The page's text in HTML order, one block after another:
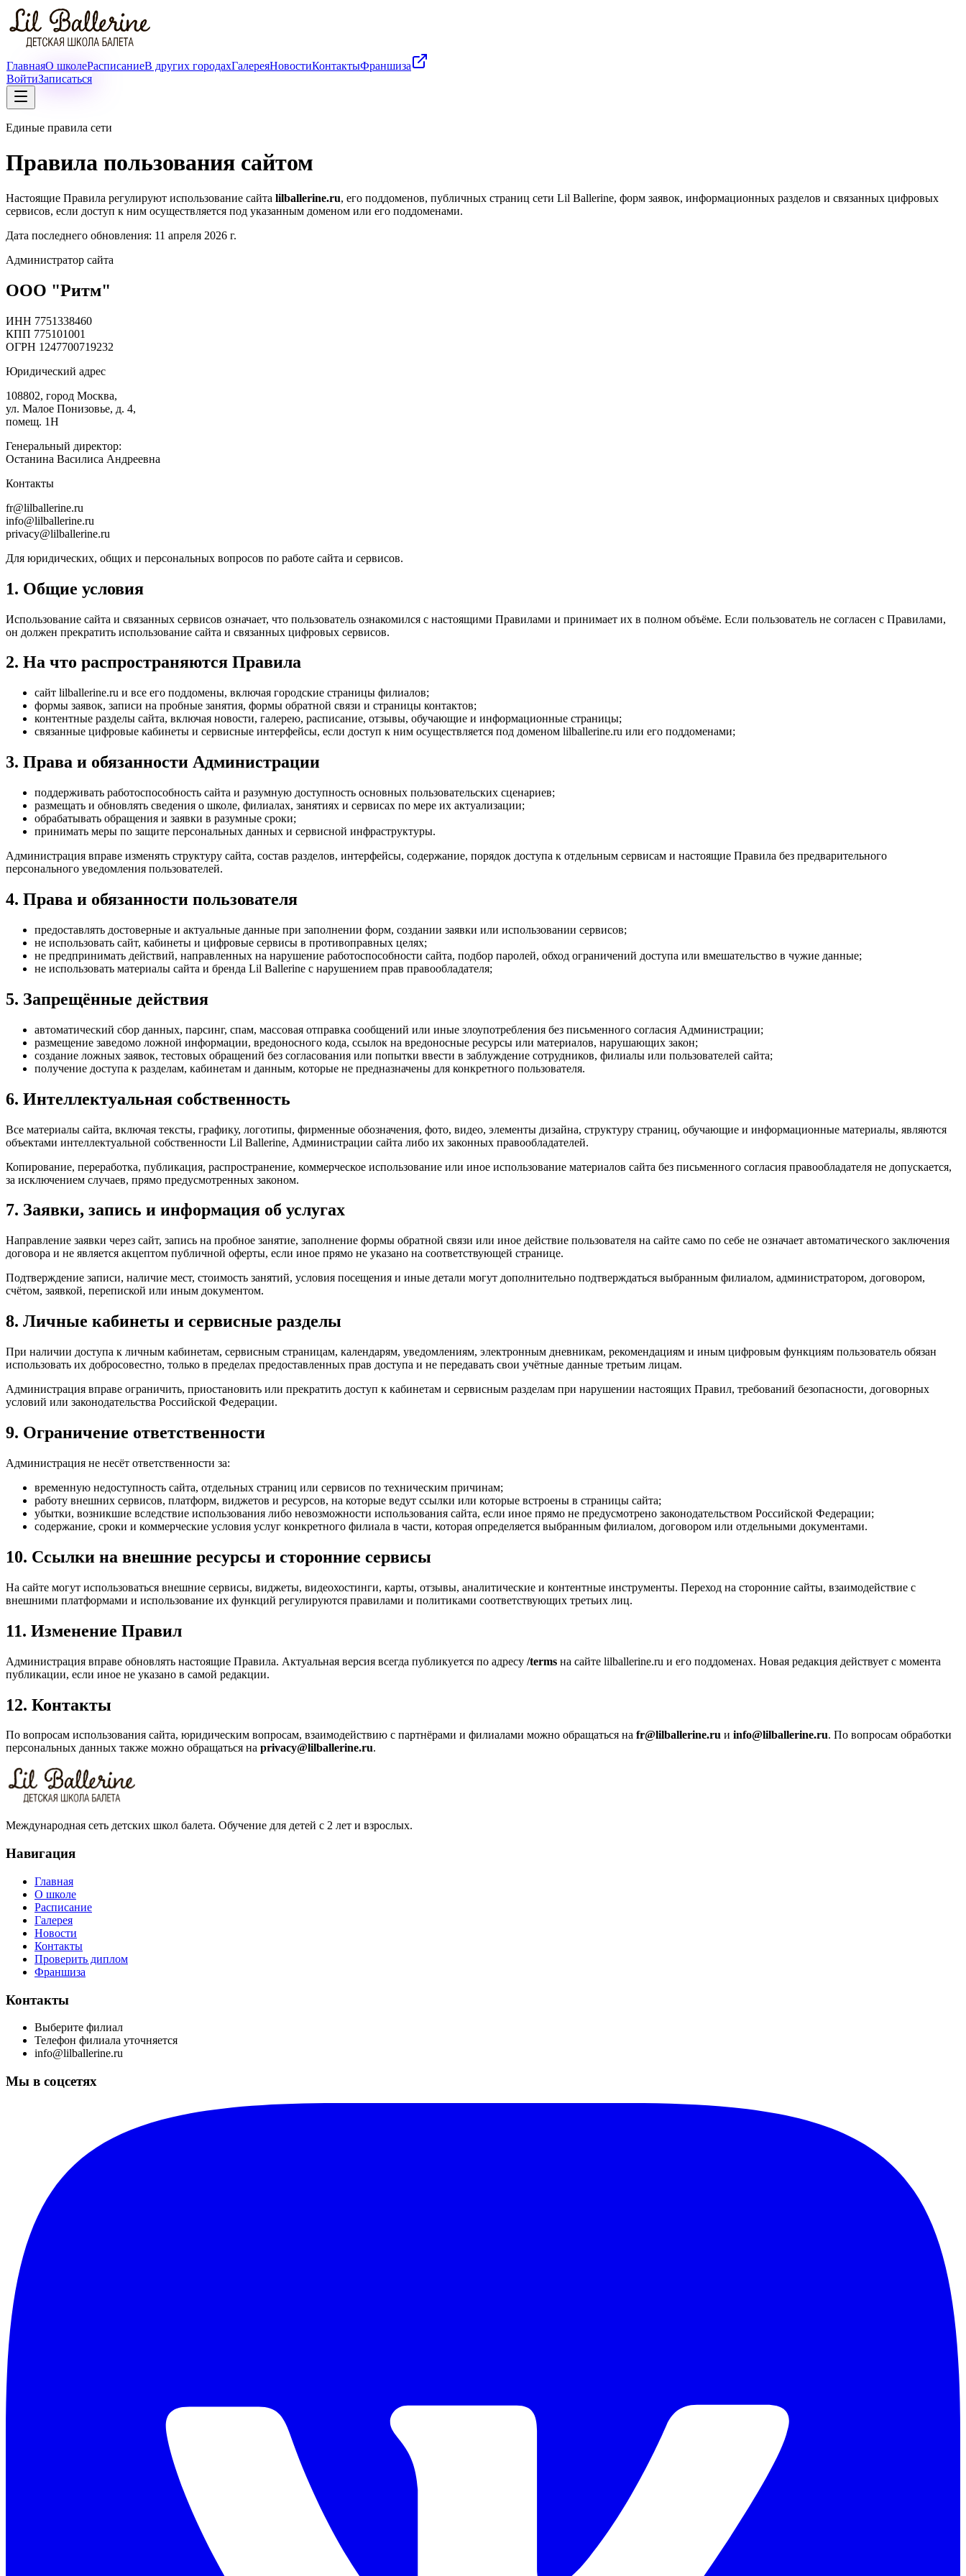
ГлавнаяО школеРасписаниеВ других городахГалереяНовостиКонтактыФраншиза
ВойтиЗаписаться
Единые правила сети
Правила пользования сайтом
Настоящие Правила регулируют использование сайта lilballerine.ru, его поддоменов, публичных страниц сети Lil Ballerine, форм заявок, информационных разделов и связанных цифровых
сервисов, если доступ к ним осуществляется под указанным доменом или его поддоменами.
Дата последнего обновления: 11 апреля 2026 г.
Администратор сайта
ООО "Ритм"
ИНН 7751338460
КПП 775101001
ОГРН 1247700719232
Юридический адрес
108802, город Москва,
ул. Малое Понизовье, д. 4,
помещ. 1Н
Генеральный директор:
Останина Василиса Андреевна
Контакты
fr@lilballerine.ru
info@lilballerine.ru
privacy@lilballerine.ru
Для юридических, общих и персональных вопросов по работе сайта и сервисов.
1. Общие условия
Использование сайта и связанных сервисов означает, что пользователь ознакомился с настоящими Правилами и принимает их в полном объёме. Если пользователь не согласен с Правилами,
он должен прекратить использование сайта и связанных цифровых сервисов.
2. На что распространяются Правила
сайт lilballerine.ru и все его поддомены, включая городские страницы филиалов;
формы заявок, записи на пробные занятия, формы обратной связи и страницы контактов;
контентные разделы сайта, включая новости, галерею, расписание, отзывы, обучающие и информационные страницы;
связанные цифровые кабинеты и сервисные интерфейсы, если доступ к ним осуществляется под доменом lilballerine.ru или его поддоменами;
3. Права и обязанности Администрации
поддерживать работоспособность сайта и разумную доступность основных пользовательских сценариев;
размещать и обновлять сведения о школе, филиалах, занятиях и сервисах по мере их актуализации;
обрабатывать обращения и заявки в разумные сроки;
принимать меры по защите персональных данных и сервисной инфраструктуры.
Администрация вправе изменять структуру сайта, состав разделов, интерфейсы, содержание, порядок доступа к отдельным сервисам и настоящие Правила без предварительного
персонального уведомления пользователей.
4. Права и обязанности пользователя
предоставлять достоверные и актуальные данные при заполнении форм, создании заявки или использовании сервисов;
не использовать сайт, кабинеты и цифровые сервисы в противоправных целях;
не предпринимать действий, направленных на нарушение работоспособности сайта, подбор паролей, обход ограничений доступа или вмешательство в чужие данные;
не использовать материалы сайта и бренда Lil Ballerine с нарушением прав правообладателя;
5. Запрещённые действия
автоматический сбор данных, парсинг, спам, массовая отправка сообщений или иные злоупотребления без письменного согласия Администрации;
размещение заведомо ложной информации, вредоносного кода, ссылок на вредоносные ресурсы или материалов, нарушающих закон;
создание ложных заявок, тестовых обращений без согласования или попытки ввести в заблуждение сотрудников, филиалы или пользователей сайта;
получение доступа к разделам, кабинетам и данным, которые не предназначены для конкретного пользователя.
6. Интеллектуальная собственность
Все материалы сайта, включая тексты, графику, логотипы, фирменные обозначения, фото, видео, элементы дизайна, структуру страниц, обучающие и информационные материалы, являются
объектами интеллектуальной собственности Lil Ballerine, Администрации сайта либо их законных правообладателей.
Копирование, переработка, публикация, распространение, коммерческое использование или иное использование материалов сайта без письменного согласия правообладателя не допускается,
за исключением случаев, прямо предусмотренных законом.
7. Заявки, запись и информация об услугах
Направление заявки через сайт, запись на пробное занятие, заполнение формы обратной связи или иное действие пользователя на сайте само по себе не означает автоматического заключения
договора и не является акцептом публичной оферты, если иное прямо не указано на соответствующей странице.
Подтверждение записи, наличие мест, стоимость занятий, условия посещения и иные детали могут дополнительно подтверждаться выбранным филиалом, администратором, договором,
счётом, заявкой, перепиской или иным документом.
8. Личные кабинеты и сервисные разделы
При наличии доступа к личным кабинетам, сервисным страницам, календарям, уведомлениям, электронным дневникам, рекомендациям и иным цифровым функциям пользователь обязан
использовать их добросовестно, только в пределах предоставленных прав доступа и не передавать свои учётные данные третьим лицам.
Администрация вправе ограничить, приостановить или прекратить доступ к кабинетам и сервисным разделам при нарушении настоящих Правил, требований безопасности, договорных
условий или законодательства Российской Федерации.
9. Ограничение ответственности
Администрация не несёт ответственности за:
временную недоступность сайта, отдельных страниц или сервисов по техническим причинам;
работу внешних сервисов, платформ, виджетов и ресурсов, на которые ведут ссылки или которые встроены в страницы сайта;
убытки, возникшие вследствие использования либо невозможности использования сайта, если иное прямо не предусмотрено законодательством Российской Федерации;
содержание, сроки и коммерческие условия услуг конкретного филиала в части, которая определяется выбранным филиалом, договором или отдельными документами.
10. Ссылки на внешние ресурсы и сторонние сервисы
На сайте могут использоваться внешние сервисы, виджеты, видеохостинги, карты, отзывы, аналитические и контентные инструменты. Переход на сторонние сайты, взаимодействие с
внешними платформами и использование их функций регулируются правилами и политиками соответствующих третьих лиц.
11. Изменение Правил
Администрация вправе обновлять настоящие Правила. Актуальная версия всегда публикуется по адресу /terms на сайте lilballerine.ru и его поддоменах. Новая редакция действует с момента
публикации, если иное не указано в самой редакции.
12. Контакты
По вопросам использования сайта, юридическим вопросам, взаимодействию с партнёрами и филиалами можно обращаться на fr@lilballerine.ru и info@lilballerine.ru. По вопросам обработки
персональных данных также можно обращаться на privacy@lilballerine.ru.
Международная сеть детских школ балета. Обучение для детей с 2 лет и взрослых.
Навигация
Главная
О школе
Расписание
Галерея
Новости
Контакты
Проверить диплом
Франшиза
Контакты
Выберите филиал
Телефон филиала уточняется
info@lilballerine.ru
Мы в соцсетях